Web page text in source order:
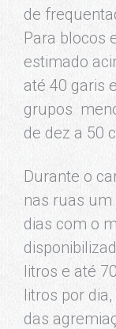
de
Para blocos
estimado
até 40 garis
grupos
de dez a 50
Durante o
nas ruas
dias com o
litros e até
litros por
das